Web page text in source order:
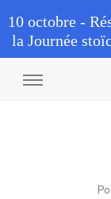
10 octobre -
la Journée